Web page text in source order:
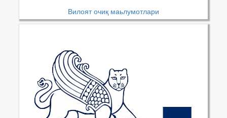
Вилоят очиқ маьлумотлари